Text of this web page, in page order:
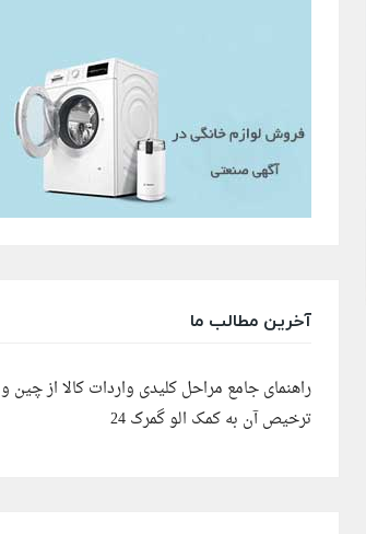
آخرین مطالب ما
راهنمای جامع مراحل کلیدی واردات کالا از چین و
ترخیص آن به کمک الو گمرک 24